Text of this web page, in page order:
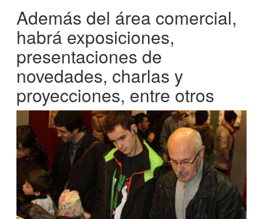
Además del área comercial,
habrá exposiciones,
presentaciones de
novedades, charlas y
proyecciones, entre otros